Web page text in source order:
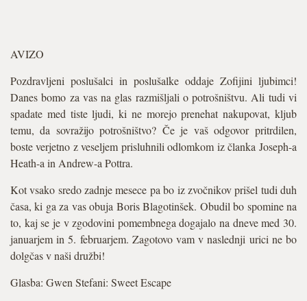
AVIZO
Pozdravljeni poslušalci in poslušalke oddaje Zofijini ljubimci!
Danes bomo za vas na glas razmišljali o potrošništvu. Ali tudi vi
spadate med tiste ljudi, ki ne morejo prenehat nakupovat, kljub
temu, da sovražijo potrošništvo? Če je vaš odgovor pritrdilen,
boste verjetno z veseljem prisluhnili odlomkom iz članka Joseph-a
Heath-a in Andrew-a Pottra.
Kot vsako sredo zadnje mesece pa bo iz zvočnikov prišel tudi duh
časa, ki ga za vas obuja Boris Blagotinšek. Obudil bo spomine na
to, kaj se je v zgodovini pomembnega dogajalo na dneve med 30.
januarjem in 5. februarjem. Zagotovo vam v naslednji urici ne bo
dolgčas v naši družbi!
Glasba: Gwen Stefani: Sweet Escape